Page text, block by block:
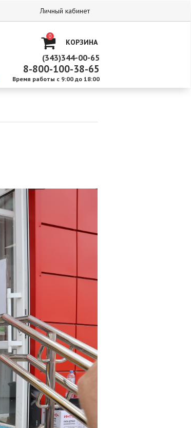
Личный кабинет
0
КОРЗИНА
(343)344-00-65
8-800-100-38-65
Время работы с 9:00 до 18:00